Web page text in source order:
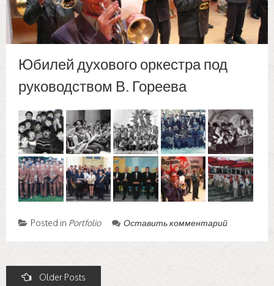
Юбилей духового оркестра под
руководством В. Гореева
Posted in Portfolio Оставить комментарий
Posts
Older Posts